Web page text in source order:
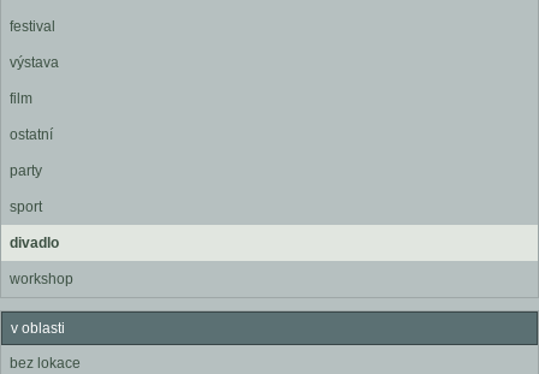
festival
výstava
film
ostatní
party
sport
divadlo
workshop
v oblasti
bez lokace